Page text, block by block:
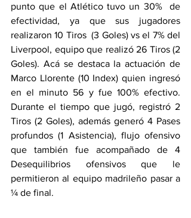
punto que el Atlético tuvo un 30%  de
efectividad, ya que sus jugadores
realizaron 10 Tiros  (3 Goles) vs el 7% del
Liverpool, equipo que realizó 26 Tiros (2
Goles). Acá se destaca la actuación de
Marco Llorente (10 Index) quien ingresó
en el minuto 56 y fue 100% efectivo.
Durante el tiempo que jugó, registró 2
Tiros (2 Goles), además generó 4 Pases
profundos (1 Asistencia), flujo ofensivo
que también fue acompañado de 4
Desequilibrios ofensivos que le
permitieron al equipo madrileño pasar a
¼ de final.